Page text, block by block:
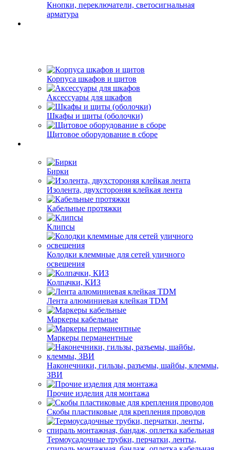
Кнопки, переключатели, светосигнальная
арматура
Корпуса шкафов и щитов
Аксессуары для шкафов
Шкафы и щиты (оболочки)
Щитовое оборудование в сборе
Бирки
Изолента, двухстороняя клейкая лента
Кабельные протяжки
Клипсы
Колодки клеммные для сетей уличного
освещения
Колпачки, КИЗ
Лента алюминиевая клейкая TDM
Маркеры кабельные
Маркеры перманентные
Наконечники, гильзы, разъемы, шайбы, клеммы,
ЗВИ
Прочие изделия для монтажа
Скобы пластиковые для крепления проводов
Термоусадочные трубки, перчатки, ленты,